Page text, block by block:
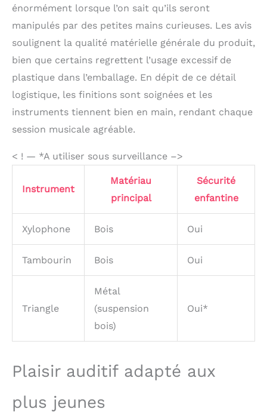
sommeille !
Instruments de
set musical complet en
bois avec son sac de
transport pratique est
idéal pour jouer à la
maison comme en
extérieur. Facile à
dans le jardin, au parc
explorer la musique
jouets bien organisés.
Cadeau Musical Idéal:
motifs ludiques
dessinés à la main pour
stimuler la curiosité.
plaisir et éducation - le
énormément lorsque l’on sait qu’ils seront
manipulés par des petites mains curieuses. Les avis
soulignent la qualité matérielle générale du produit,
bien que certains regrettent l’usage excessif de
plastique dans l’emballage. En dépit de ce détail
logistique, les finitions sont soignées et les
instruments tiennent bien en main, rendant chaque
session musicale agréable.
< ! — *A utiliser sous surveillance –>
Instrument
Matériau
principal
Sécurité
enfantine
Xylophone Bois Oui
Tambourin Bois Oui
Triangle
Métal
(suspension
bois)
Oui*
Plaisir auditif adapté aux
plus jeunes